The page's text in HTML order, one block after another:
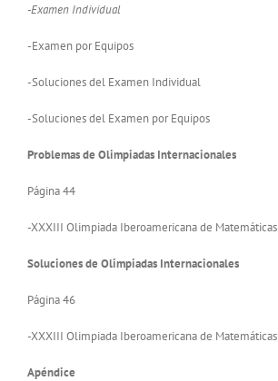
-Examen Individual
-Examen por Equipos
-Soluciones del Examen Individual
-Soluciones del Examen por Equipos
Problemas de Olimpiadas Internacionales
Página 44
-XXXIII Olimpiada Iberoamericana de Matemáticas
Soluciones de Olimpiadas Internacionales
Página 46
-XXXIII Olimpiada Iberoamericana de Matemáticas
Apéndice